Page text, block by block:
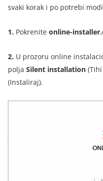
svaki korak i po potrebi
1. Pokrenite online-
2. U prozoru online
polja Silent installation
(Instaliraj).